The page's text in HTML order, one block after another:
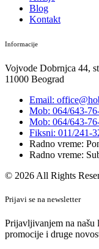
Blog
Kontakt
Informacije
Vojvode Dobrnjca 44,
11000 Beograd
Email:
Mob: 064/643-
Mob: 064/643-
Fiksni: 011/241-
Radno vreme:
Radno vreme:
© 2026 All Rights
Prijavi se na newsletter
Prijavljivanjem na našu
promocije i druge